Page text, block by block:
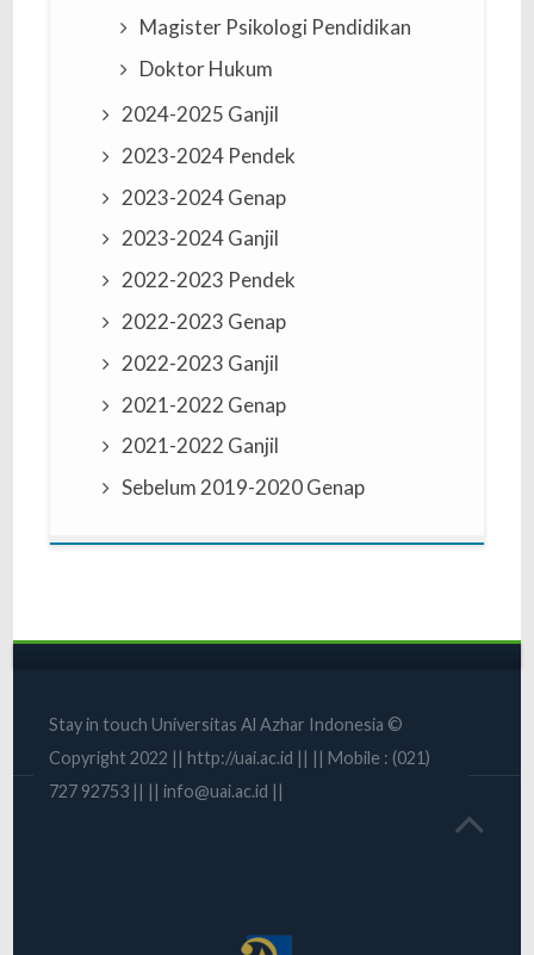
Magister Psikologi Pendidikan
Doktor Hukum
2024-2025 Ganjil
2023-2024 Pendek
2023-2024 Genap
2023-2024 Ganjil
2022-2023 Pendek
2022-2023 Genap
2022-2023 Ganjil
2021-2022 Genap
2021-2022 Ganjil
Sebelum 2019-2020 Genap
Stay in touch Universitas Al Azhar Indonesia ©
Copyright 2022 || http://uai.ac.id || || Mobile : (021)
727 92753 || || info@uai.ac.id ||